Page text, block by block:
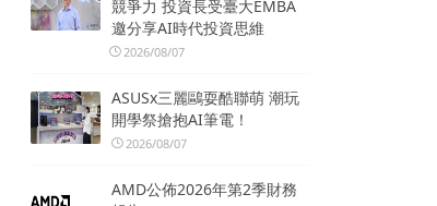
競爭力 投資長受臺大EMBA
邀分享AI時代投資思維
2026/08/07
ASUSx三麗鷗耍酷聯萌 潮玩
開學祭搶抱AI筆電！
2026/08/07
AMD公佈2026年第2季財務